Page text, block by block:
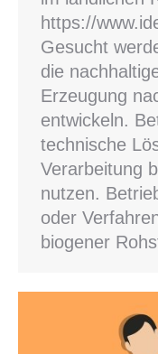
https://
Gesucht
die
Erzeugung
entwickeln.
technische
Verarbeitung
nutzen.
oder
biogener